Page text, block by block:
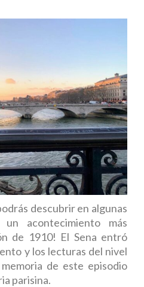
descubrir en algunas
un acontecimiento más
de 1910! El Sena entró
y los lecturas del nivel
de este episodio
parisina.